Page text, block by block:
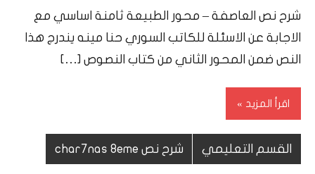
Ramadan
شرح نص العاصفة – محور الطبيعة ثامنة اساسي مع
الاجابة عن الاسئلة للكاتب السوري حنا مينه يندرج هذا
النص ضمن المحور الثاني من كتاب النصوص […]
اقرأ المزيد
القسم التعليمي شرح نص char7nas 8eme